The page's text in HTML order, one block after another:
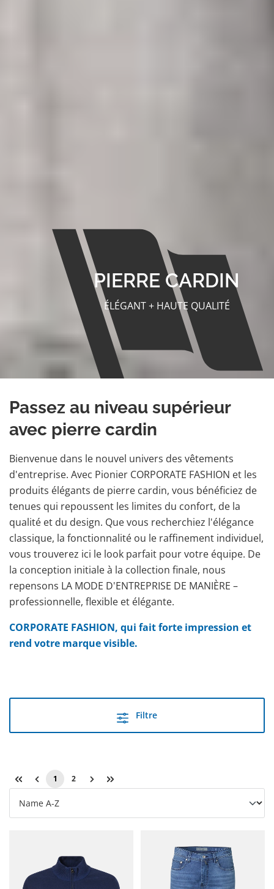
PIERRE CARDIN
ÉLÉGANT + HAUTE QUALITÉ
Passez au niveau supérieur
avec pierre cardin
Bienvenue dans le nouvel univers des vêtements
d'entreprise. Avec Pionier CORPORATE FASHION et les
produits élégants de pierre cardin, vous bénéficiez de
tenues qui repoussent les limites du confort, de la
qualité et du design. Que vous recherchiez l'élégance
classique, la fonctionnalité ou le raffinement individuel,
vous trouverez ici le look parfait pour votre équipe. De
la conception initiale à la collection finale, nous
repensons LA MODE D'ENTREPRISE DE MANIÈRE –
professionnelle, flexible et élégante.
CORPORATE FASHION, qui fait forte impression et
rend votre marque visible.
Filtre
Page
1
Page
2